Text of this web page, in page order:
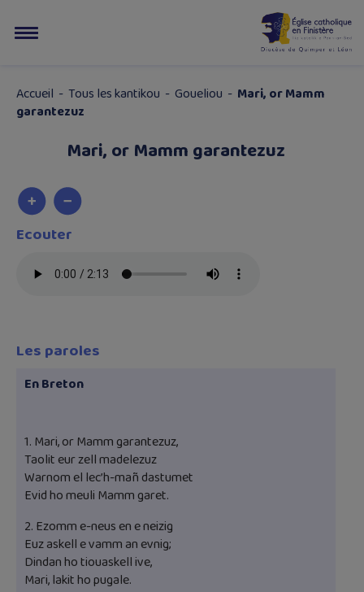
Accueil - Tous les kantikou - Goueliou - Mari, or Mamm
garantezuz
Mari, or Mamm garantezuz
Ecouter
Les paroles
En Breton
1. Mari, or Mamm garantezuz,
Taolit eur zell madelezuz
Warnom el lec’h-mañ dastumet
Evid ho meuli Mamm garet.
2. Ezomm e-neus en e neizig
Euz askell e vamm an evnig;
Dindan ho tiouaskell ive,
Mari, lakit ho pugale.